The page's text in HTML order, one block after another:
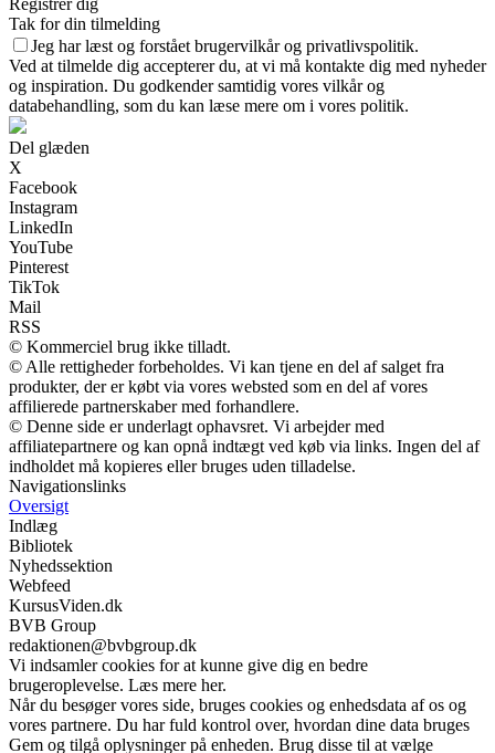
Registrer dig
Tak for din tilmelding
Jeg har læst og forstået brugervilkår og privatlivspolitik.
Ved at tilmelde dig accepterer du, at vi må kontakte dig med nyheder
og inspiration. Du godkender samtidig vores vilkår og
databehandling, som du kan læse mere om i vores politik.
Del glæden
X
Facebook
Instagram
LinkedIn
YouTube
Pinterest
TikTok
Mail
RSS
© Kommerciel brug ikke tilladt.
© Alle rettigheder forbeholdes. Vi kan tjene en del af salget fra
produkter, der er købt via vores websted som en del af vores
affilierede partnerskaber med forhandlere.
© Denne side er underlagt ophavsret. Vi arbejder med
affiliatepartnere og kan opnå indtægt ved køb via links. Ingen del af
indholdet må kopieres eller bruges uden tilladelse.
Navigationslinks
Oversigt
Indlæg
Bibliotek
Nyhedssektion
Webfeed
KursusViden.dk
BVB Group
redaktionen@bvbgroup.dk
Vi indsamler cookies for at kunne give dig en bedre
brugeroplevelse. Læs mere her.
Når du besøger vores side, bruges cookies og enhedsdata af os og
vores partnere. Du har fuld kontrol over, hvordan dine data bruges
Gem og tilgå oplysninger på enheden. Brug disse til at vælge